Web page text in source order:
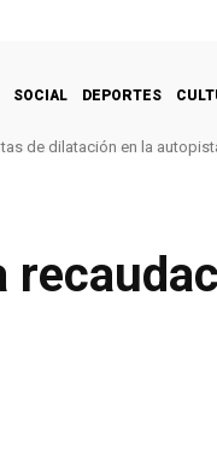
SOCIAL DEPORTES
de dilatación en la